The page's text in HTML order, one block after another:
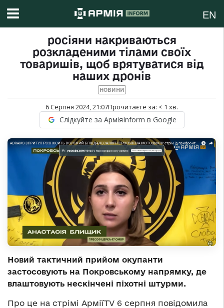
EN
росіяни накриваються
розкладеними тілами своїх
товаришів, щоб врятуватися від
наших дронів
НОВИНИ
6 Серпня 2024, 21:07Прочитаєте за: < 1 хв.
Слідкуйте за АрміяInform в Google
Новий тактичний прийом окупанти
застосовують на Покровському напрямку, де
влаштовують нескінчені піхотні штурми.
Про це на стрімі АрміїTV 6 серпня повідомила